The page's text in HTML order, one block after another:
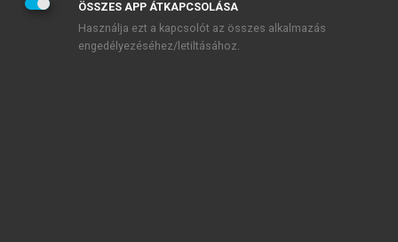
ÖSSZES APP ÁTKAPCSOLÁSA
Használja ezt a kapcsolót az összes alkalmazás
engedélyezéséhez/letiltásához.